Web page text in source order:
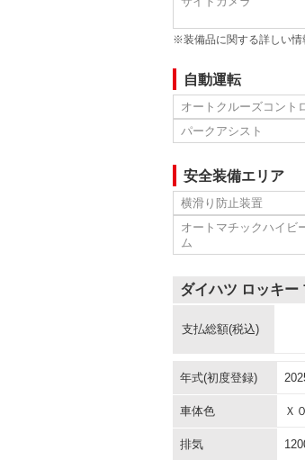
※装備品に関する詳しい情
自動運転
オートクルーズコント
パークアシスト
安全装備エリア
横滑り防止装置
オートマチックハイビ
ム
ダイハツ ロッキ
支払総額(税込)
年式(初度登録)
車体色 Ｘ
排気